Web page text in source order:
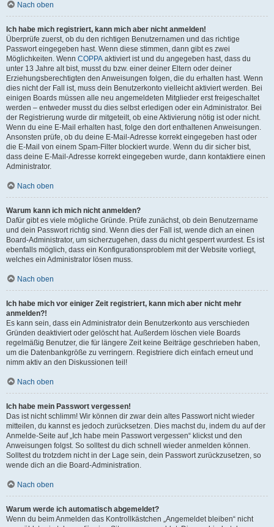
Nach oben
Ich habe mich registriert, kann mich aber nicht anmelden!
Überprüfe zuerst, ob du den richtigen Benutzernamen und das richtige
Passwort eingegeben hast. Wenn diese stimmen, dann gibt es zwei
Möglichkeiten. Wenn COPPA aktiviert ist und du angegeben hast, dass du
unter 13 Jahre alt bist, musst du bzw. einer deiner Eltern oder deiner
Erziehungsberechtigten den Anweisungen folgen, die du erhalten hast. Wenn
dies nicht der Fall ist, muss dein Benutzerkonto vielleicht aktiviert werden. Bei
einigen Boards müssen alle neu angemeldeten Mitglieder erst freigeschaltet
werden – entweder musst du dies selbst erledigen oder ein Administrator. Bei
der Registrierung wurde dir mitgeteilt, ob eine Aktivierung nötig ist oder nicht.
Wenn du eine E-Mail erhalten hast, folge den dort enthaltenen Anweisungen.
Ansonsten prüfe, ob du deine E-Mail-Adresse korrekt eingegeben hast oder
die E-Mail von einem Spam-Filter blockiert wurde. Wenn du dir sicher bist,
dass deine E-Mail-Adresse korrekt eingegeben wurde, dann kontaktiere einen
Administrator.
Nach oben
Warum kann ich mich nicht anmelden?
Dafür gibt es viele mögliche Gründe. Prüfe zunächst, ob dein Benutzername
und dein Passwort richtig sind. Wenn dies der Fall ist, wende dich an einen
Board-Administrator, um sicherzugehen, dass du nicht gesperrt wurdest. Es ist
ebenfalls möglich, dass ein Konfigurationsproblem mit der Website vorliegt,
welches ein Administrator lösen muss.
Nach oben
Ich habe mich vor einiger Zeit registriert, kann mich aber nicht mehr
anmelden?!
Es kann sein, dass ein Administrator dein Benutzerkonto aus verschieden
Gründen deaktiviert oder gelöscht hat. Außerdem löschen viele Boards
regelmäßig Benutzer, die für längere Zeit keine Beiträge geschrieben haben,
um die Datenbankgröße zu verringern. Registriere dich einfach erneut und
nimm aktiv an den Diskussionen teil!
Nach oben
Ich habe mein Passwort vergessen!
Das ist nicht schlimm! Wir können dir zwar dein altes Passwort nicht wieder
mitteilen, du kannst es jedoch zurücksetzen. Dies machst du, indem du auf der
Anmelde-Seite auf „Ich habe mein Passwort vergessen“ klickst und den
Anweisungen folgst. So solltest du dich schnell wieder anmelden können.
Solltest du trotzdem nicht in der Lage sein, dein Passwort zurückzusetzen, so
wende dich an die Board-Administration.
Nach oben
Warum werde ich automatisch abgemeldet?
Wenn du beim Anmelden das Kontrollkästchen „Angemeldet bleiben“ nicht